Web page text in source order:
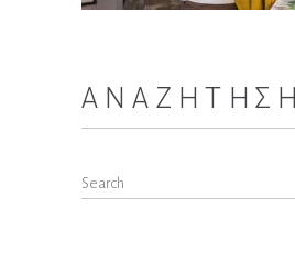
ΑΝΑΖΉΤΗΣΗ
Search